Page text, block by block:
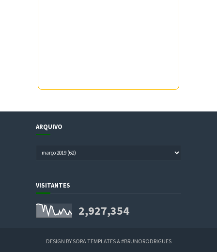
ARQUIVO
VISITANTES
2,927,354
DESIGN BYSORA TEMPLATES&#BRUNORODRIGUES